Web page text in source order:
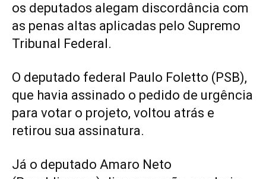
os deputados alegam discordância com
as penas altas aplicadas pelo Supremo
Tribunal Federal.
O deputado federal Paulo Foletto (PSB),
que havia assinado o pedido de urgência
para votar o projeto, voltou atrás e
retirou sua assinatura.
Já o deputado Amaro Neto